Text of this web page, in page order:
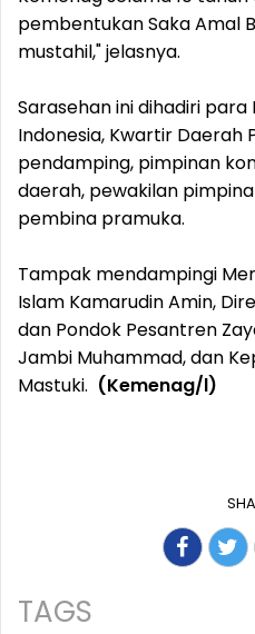
pembentukan Saka Amal
mustahil," jelasnya.
Sarasehan ini dihadiri
Indonesia, Kwartir Daerah
pendamping, pimpinan
daerah, pewakilan
pembina pramuka.
Tampak mendampingi
Islam Kamarudin Amin,
dan Pondok Pesantren
Jambi Muhammad, dan
Mastuki. (Kemenag/l)
TAGS